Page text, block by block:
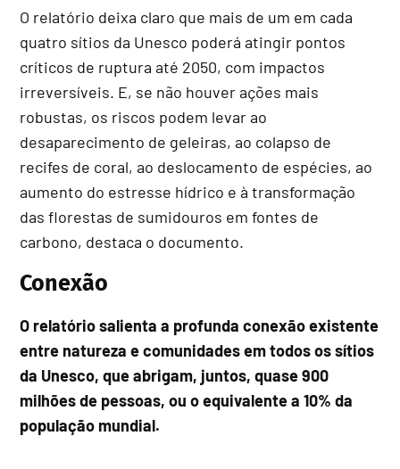
O relatório deixa claro que mais de um em cada
quatro sítios da Unesco poderá atingir pontos
críticos de ruptura até 2050, com impactos
irreversíveis. E, se não houver ações mais
robustas, os riscos podem levar ao
desaparecimento de geleiras, ao colapso de
recifes de coral, ao deslocamento de espécies, ao
aumento do estresse hídrico e à transformação
das florestas de sumidouros em fontes de
carbono, destaca o documento.
Conexão
O relatório salienta a profunda conexão existente
entre natureza e comunidades em todos os sítios
da Unesco, que abrigam, juntos, quase 900
milhões de pessoas, ou o equivalente a 10% da
população mundial.